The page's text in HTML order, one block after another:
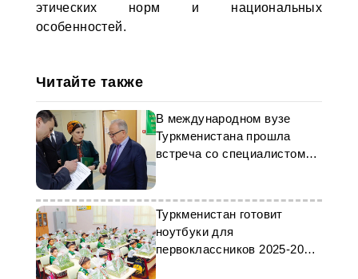
этических норм и национальных
особенностей.
Читайте также
В международном вузе
Туркменистана прошла
встреча со специалистом
Туркменистан готовит
ноутбуки для
первоклассников 2025-2026
учебного года